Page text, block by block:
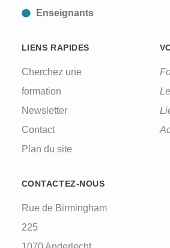
Enseignants
LIENS RAPIDES
Cherchez une
formation
Newsletter
Contact
Plan du site
CONTACTEZ-NOUS
Rue de Birmingham
225